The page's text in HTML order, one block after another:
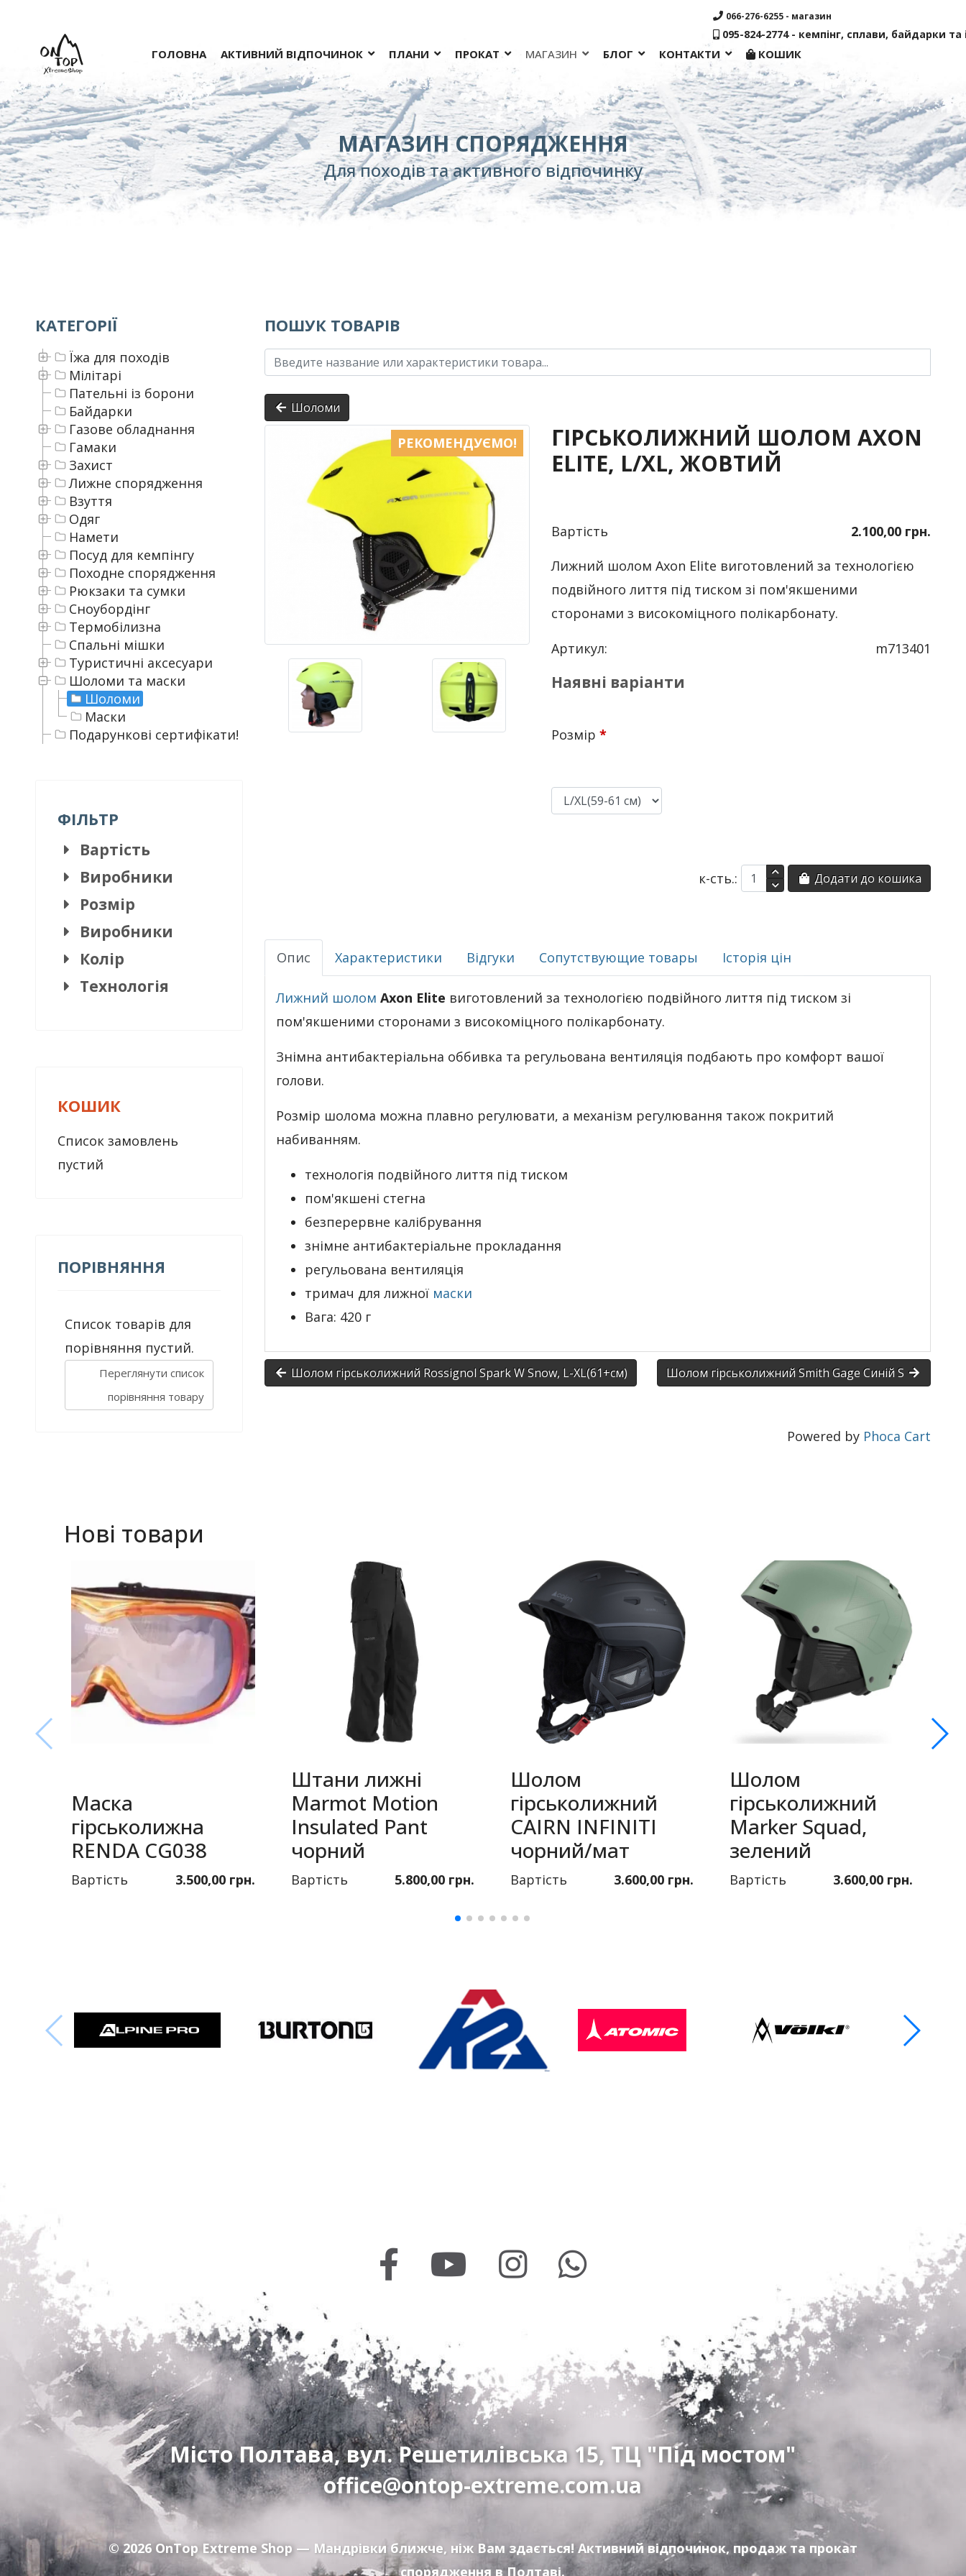
ГОЛОВНА АКТИВНИЙ ВІДПОЧИНОК ПЛАНИ ПРОКАТ МАГАЗИН БЛОГ КОНТАКТИ КОШИК
066-276-6255 - магазин
095-824-2774 - кемпінг, сплави, байдарки та
МАГАЗИН СПОРЯДЖЕННЯ
Для походів та активного відпочинку
КАТЕГОРІЇ
Подарункові сертифікати!
Шоломи та маски
Шоломи
Маски
Туристичні аксесуари
Спальні мішки
Термобілизна
Сноубордінг
Рюкзаки та сумки
Походне спорядження
Посуд для кемпінгу
Намети
Одяг
Взуття
Лижне спорядження
Захист
Гамаки
Газове обладнання
Байдарки
Пательні із борони
Мілітарі
Їжа для походів
ФІЛЬТР
Вартість
Виробники
Розмір
Виробники
Колір
Технологія
КОШИК
Список замовлень
пустий
ПОРІВНЯННЯ
Список товарів для
порівняння пустий.
Переглянути список
порівняння товару
ПОШУК ТОВАРІВ
Шоломи
РЕКОМЕНДУЄМО!
ГІРСЬКОЛИЖНИЙ ШОЛОМ AXON
ELITE, L/XL, ЖОВТИЙ
Вартість
2.100,00 грн.
Лижний шолом Axon Elite виготовлений за технологією
подвійного лиття під тиском зі пом'якшеними
сторонами з високоміцного полікарбонату.
Артикул: m713401
Наявні варіанти
Розмір *
к-сть.: Додати до кошика
Опис Характеристики Відгуки Сопутствующие товары Історія цін
Лижний шолом Axon Elite виготовлений за технологією подвійного лиття під тиском зі
пом'якшеними сторонами з високоміцного полікарбонату.
Знімна антибактеріальна оббивка та регульована вентиляція подбають про комфорт вашої
голови.
Розмір шолома можна плавно регулювати, а механізм регулювання також покритий
набиванням.
технологія подвійного лиття під тиском
пом'якшені стегна
безперервне калібрування
знімне антибактеріальне прокладання
регульована вентиляція
тримач для лижної маски
Вага: 420 г
Шолом гірськолижний Rossignol Spark W Snow, L-XL(61+см) Шолом гірськолижний Smith Gage Синій S
Powered by Phoca Cart
Нові товари
Маска
гірськолижна
RENDA CG038
Вартість 3.500,00 грн.
Штани лижні
Marmot Motion
Insulated Pant
чорний
Вартість 5.800,00 грн.
Шолом
гірськолижний
CAIRN INFINITI
чорний/мат
Вартість 3.600,00 грн.
Шолом
гірськолижний
Marker Squad,
зелений
Вартість 3.600,00 грн.
Місто Полтава, вул. Решетилівська 15, ТЦ "Під мостом"
office@ontop-extreme.com.ua
© 2026OnTop Extreme Shop— Мандрівки ближче, ніж Вам здається! Активний відпочинок, продаж та прокат
спорядження в Полтаві.